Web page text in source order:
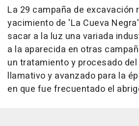
La 29 campaña de excavación
yacimiento de 'La Cueva
sacar a la luz una variada
a la aparecida en otras
un tratamiento y procesado
llamativo y avanzado para la
en que fue frecuentado el